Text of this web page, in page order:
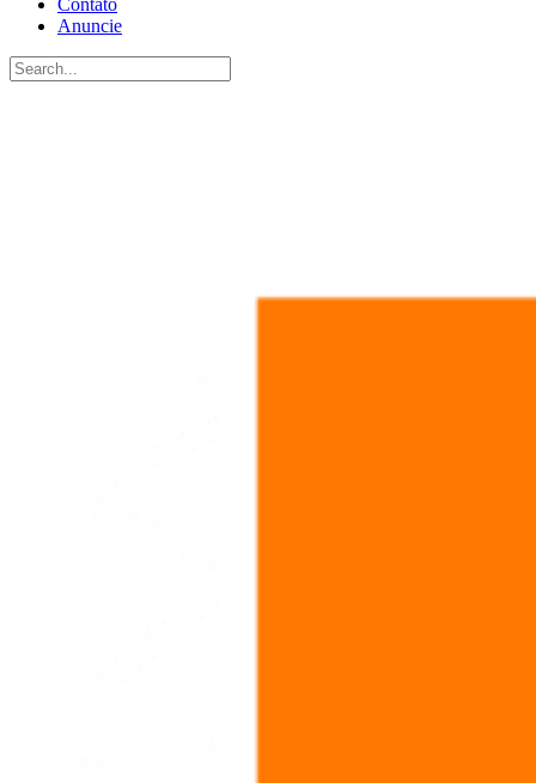
Contato
Anuncie